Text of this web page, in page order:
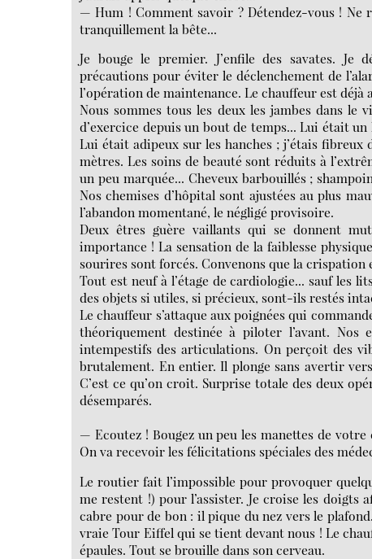
— Hum ! Comment savoir ? Détendez-vous ! Ne
tranquillement la bête...
Je bouge le premier. J’enfile des savates. Je
précautions pour éviter le déclenchement de
l’opération de maintenance. Le chauffeur est déjà
Nous sommes tous les deux les jambes dans le
d’exercice depuis un bout de temps... Lui était
Lui était adipeux sur les hanches ; j’étais fibreux
mètres. Les soins de beauté sont réduits à
un peu marquée... Cheveux barbouillés ;
Nos chemises d’hôpital sont ajustées au plus
l’abandon momentané, le négligé provisoire.
Deux êtres guère vaillants qui se donnent
importance ! La sensation de la faiblesse
sourires sont forcés. Convenons que la
Tout est neuf à l’étage de cardiologie... sauf les
des objets si utiles, si précieux, sont-ils restés
Le chauffeur s’attaque aux poignées qui
théoriquement destinée à piloter l’avant. Nos
intempestifs des articulations. On perçoit des
brutalement. En entier. Il plonge sans avertir
C’est ce qu’on croit. Surprise totale des deux
désemparés.
— Ecoutez ! Bougez un peu les manettes de
On va recevoir les félicitations spéciales des
Le routier fait l’impossible pour provoquer
me restent !) pour l’assister. Je croise les doigts
cabre pour de bon : il pique du nez vers le
vraie Tour Eiffel qui se tient devant nous ! Le
épaules. Tout se brouille dans son cerveau.